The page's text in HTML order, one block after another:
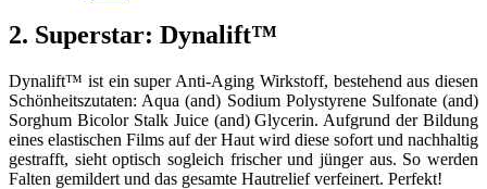
2. Superstar: Dynalift™
Dynalift™ ist ein super Anti-Aging Wirkstoff, bestehend aus diesen
Schönheitszutaten: Aqua (and) Sodium Polystyrene Sulfonate (and)
Sorghum Bicolor Stalk Juice (and) Glycerin. Aufgrund der Bildung
eines elastischen Films auf der Haut wird diese sofort und nachhaltig
gestrafft, sieht optisch sogleich frischer und jünger aus. So werden
Falten gemildert und das gesamte Hautrelief verfeinert. Perfekt!